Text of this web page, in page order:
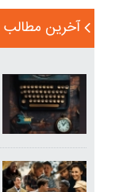
آخرین مطالب